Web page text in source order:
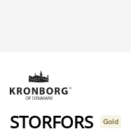
STORFORS Gold